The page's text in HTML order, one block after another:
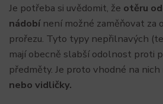
Je potřeba si uvědomit, že otěru
nádobínení možné zaměňovat za
prořezu. Tyto typy nepřilnavých
mají obecně slabší odolnost proti
předměty. Je proto vhodné na nich
nebo vidličky.